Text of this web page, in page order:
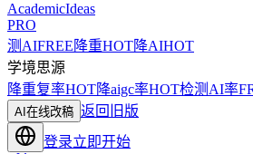
AcademicIdeas
PRO
测AIFREE 降重HOT降AIHOT
学境思源
降重复率HOT降aigc率HOT检测AI率
AI在线改稿 返回旧版
登录立即开始